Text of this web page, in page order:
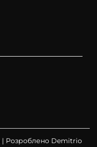
| Розроблено Demitrio